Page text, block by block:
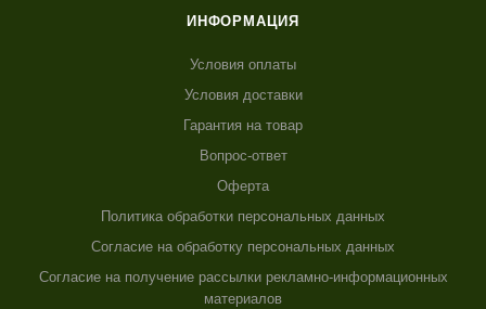
ИНФОРМАЦИЯ
Условия оплаты
Условия доставки
Гарантия на товар
Вопрос-ответ
Оферта
Политика обработки персональных данных
Согласие на обработку персональных данных
Согласие на получение рассылки рекламно-информационных
материалов